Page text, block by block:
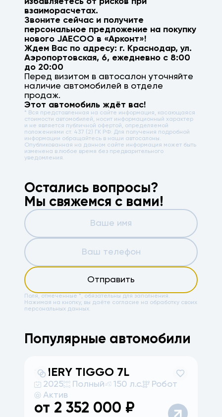
взаиморасчетах.
Звоните сейчас и получите
персональное предложение на покупку
нового JAECOO в «Арконт»!
Ждем Вас по адресу: г. Краснодар,ул.
Аэропортовская, 6, ежедневно с 8:00
до 20:00
Перед визитом в автосалон уточняйте
наличие автомобилей в отделе
продаж.
Этот автомобиль ждёт вас!
* Вся представленная на сайте информация, касающаяся
стоимости автомобилей, носит информационный характер
и не является публичной офертой, определяемой
положениями ст. 437 (2) ГК РФ. Для получения подробной
информации обращайтесь в наши автосалоны.
Опубликованная на данном сайте информация может быть
изменена в любое время без предварительного
уведомления.
Остались вопросы?
Мы свяжемся с вами!
Отправить
Поля, отмеченные *, обязательны для заполнения.
Нажимая на кнопку, вы даёте согласие на обработку своих
персональных данных.
Популярные автомобили
CHERY TIGGO 7L
2025 Полный 150 л.с.
Робот
Актив
от 2 352 000 ₽